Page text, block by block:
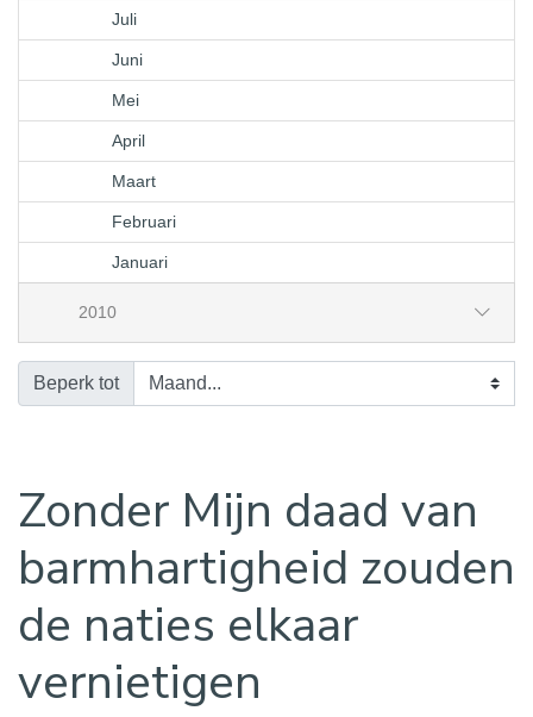
Juli
Juni
Mei
April
Maart
Februari
Januari
2010
Beperk tot
Zonder Mijn daad van
barmhartigheid zouden
de naties elkaar
vernietigen